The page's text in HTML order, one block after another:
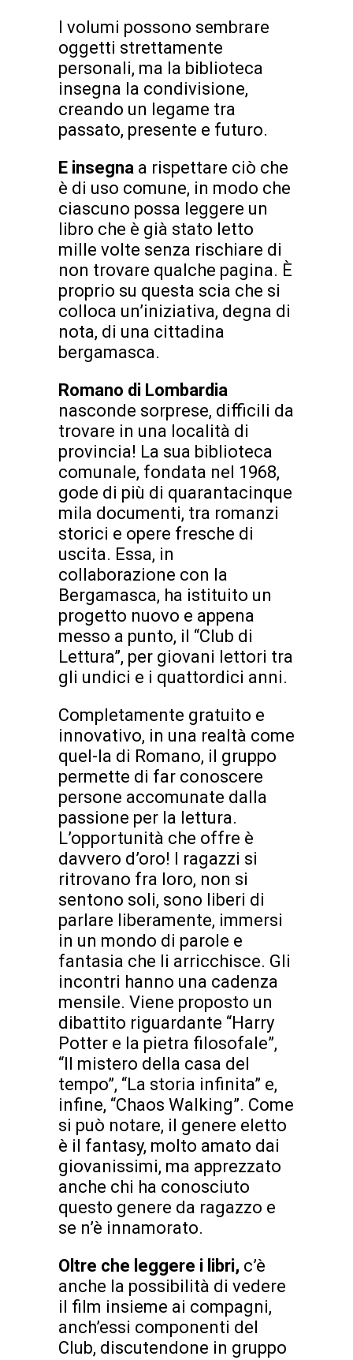
I volumi possono sembrare
oggetti strettamente
personali, ma la biblioteca
insegna la condivisione,
creando un legame tra
passato, presente e futuro.
E insegna a rispettare ciò che
è di uso comune, in modo che
ciascuno possa leggere un
libro che è già stato letto
mille volte senza rischiare di
non trovare qualche pagina. È
proprio su questa scia che si
colloca un’iniziativa, degna di
nota, di una cittadina
bergamasca.
Romano di Lombardia
nasconde sorprese, difficili da
trovare in una località di
provincia! La sua biblioteca
comunale, fondata nel 1968,
gode di più di quarantacinque
mila documenti, tra romanzi
storici e opere fresche di
uscita. Essa, in
collaborazione con la
Bergamasca, ha istituito un
progetto nuovo e appena
messo a punto, il “Club di
Lettura”, per giovani lettori tra
gli undici e i quattordici anni.
Completamente gratuito e
innovativo, in una realtà come
quel-la di Romano, il gruppo
permette di far conoscere
persone accomunate dalla
passione per la lettura.
L’opportunità che offre è
davvero d’oro! I ragazzi si
ritrovano fra loro, non si
sentono soli, sono liberi di
parlare liberamente, immersi
in un mondo di parole e
fantasia che li arricchisce. Gli
incontri hanno una cadenza
mensile. Viene proposto un
dibattito riguardante “Harry
Potter e la pietra filosofale”,
“Il mistero della casa del
tempo”, “La storia infinita” e,
infine, “Chaos Walking”. Come
si può notare, il genere eletto
è il fantasy, molto amato dai
giovanissimi, ma apprezzato
anche chi ha conosciuto
questo genere da ragazzo e
se n’è innamorato.
Oltre che leggere i libri, c’è
anche la possibilità di vedere
il film insieme ai compagni,
anch’essi componenti del
Club, discutendone in gruppo